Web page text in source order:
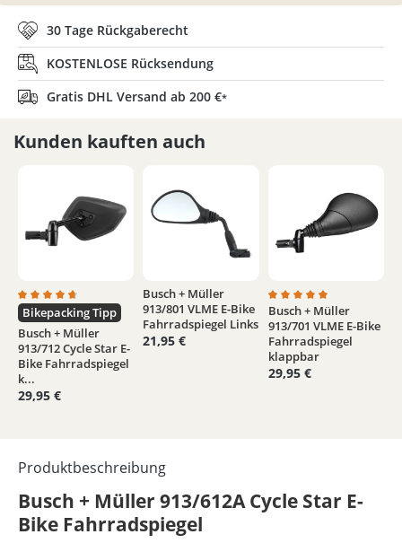
30 Tage Rückgaberecht
KOSTENLOSE Rücksendung
Gratis DHL Versand ab 200 €*
Kunden kauften auch
Durchschnittliche Bewertung von 4.8 von 5 Sternen
Bikepacking Tipp
Busch + Müller
913/712 Cycle Star E-
Bike Fahrradspiegel
k...
29,95 €
Busch + Müller
913/801 VLME E-Bike
Fahrradspiegel Links
21,95 €
Durchschnittliche
Busch + Müller
913/701 VLME E-Bike
Fahrradspiegel
klappbar
29,95 €
Produktbeschreibung
Busch + Müller 913/612A Cycle Star E-
Bike Fahrradspiegel